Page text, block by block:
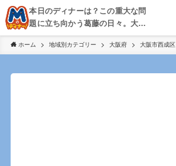
本日のディナーは？この重大な問
題に立ち向かう葛藤の日々。大
阪・京都・神戸を中心とした食べ
歩き、飲み歩きを綴る。
ホーム 地域別カテゴリー 大阪府 大阪市西成区